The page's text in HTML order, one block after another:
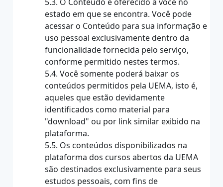
estado em que se encontra. Você pode
acessar o Conteúdo para sua informação e
uso pessoal exclusivamente dentro da
funcionalidade fornecida pelo serviço,
conforme permitido nestes termos.
5.4. Você somente poderá baixar os
conteúdos permitidos pela UEMA, isto é,
aqueles que estão devidamente
identificados como material para
"download" ou por link similar exibido na
plataforma.
5.5. Os conteúdos disponibilizados na
plataforma dos cursos abertos da UEMA
são destinados exclusivamente para seus
estudos pessoais, com fins de